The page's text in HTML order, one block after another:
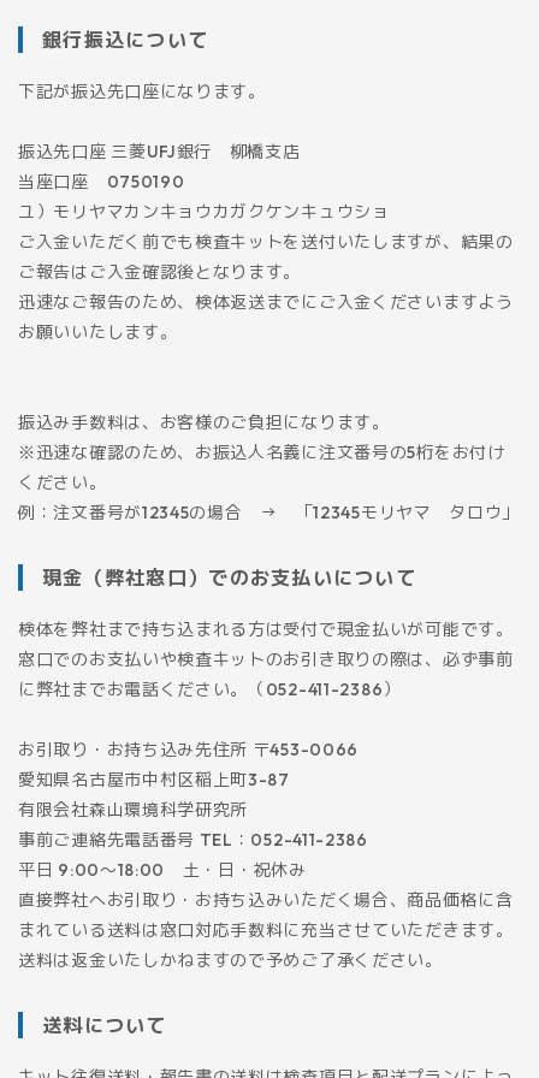
銀行振込について
下記が振込先口座になります。
振込先口座 三菱UFJ銀行 柳橋支店
当座口座 0750190
ユ）モリヤマカンキョウカガクケンキュウショ
ご入金いただく前でも検査キットを送付いたしますが、結果の
ご報告はご入金確認後となります。
迅速なご報告のため、検体返送までにご入金くださいますよう
お願いいたします。
振込み手数料は、お客様のご負担になります。
※迅速な確認のため、お振込人名義に注文番号の5桁をお付け
ください。
例：注文番号が12345の場合 → 「12345モリヤマ タロウ」
現金（弊社窓口）でのお支払いについて
検体を弊社まで持ち込まれる方は受付で現金払いが可能です。
窓口でのお支払いや検査キットのお引き取りの際は、必ず事前
に弊社までお電話ください。（052-411-2386）
お引取り・お持ち込み先住所 〒453-0066
愛知県名古屋市中村区稲上町3-87
有限会社森山環境科学研究所
事前ご連絡先電話番号 TEL：052-411-2386
平日 9:00～18:00 土・日・祝休み
直接弊社へお引取り・お持ち込みいただく場合、商品価格に含
まれている送料は窓口対応手数料に充当させていただきます。
送料は返金いたしかねますので予めご了承ください。
送料について